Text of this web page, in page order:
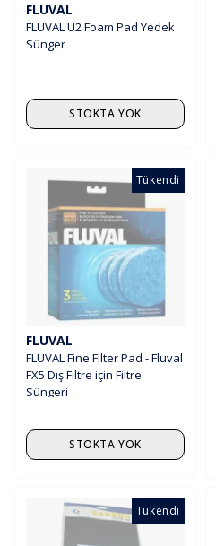
FLUVAL
FLUVAL U2 Foam Pad Yedek
Sünger
STOKTA YOK
Tükendi
FLUVAL
FLUVAL Fine Filter Pad - Fluval
FX5 Dış Filtre için Filtre
Süngeri
STOKTA YOK
Tükendi